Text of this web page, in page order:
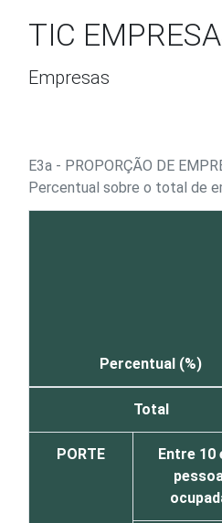
TIC
Empresas
E3a - PROPORÇÃO DE
Percentual sobre o total de
Percentual (%)
Total
PORTE
Entre 10